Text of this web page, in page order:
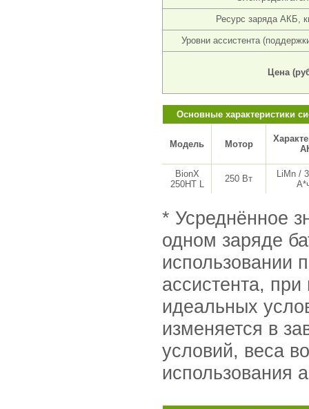
Ресурс заряда АКБ,
Уровни ассистента
Цена
Основные характеристики
Модель Мотор
BionX
250HT L
250 Вт
LiMn /
* Усреднённое
одном заряде
использовании
ассистента,
идеальных
изменяется в
условий, веса
использования